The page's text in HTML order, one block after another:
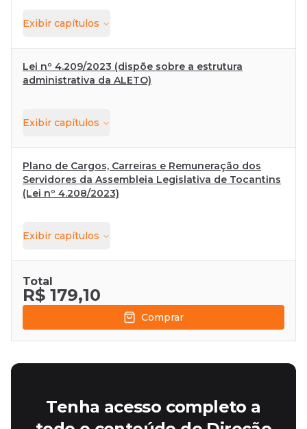
Exibir capítulos
Lei nº 4.209/2023 (dispõe sobre a estrutura
administrativa da ALETO)
Exibir capítulos
Plano de Cargos, Carreiras e Remuneração dos
Servidores da Assembleia Legislativa de Tocantins
(Lei nº 4.208/2023)
Exibir capítulos
Total
R$ 179,10
Comprar
Tenha acesso completo a